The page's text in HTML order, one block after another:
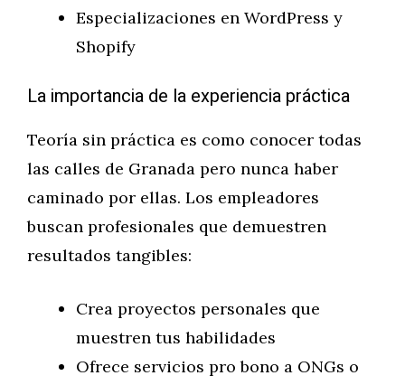
Especializaciones en WordPress y
Shopify
La importancia de la experiencia práctica
Teoría sin práctica es como conocer todas
las calles de Granada pero nunca haber
caminado por ellas. Los empleadores
buscan profesionales que demuestren
resultados tangibles:
Crea proyectos personales que
muestren tus habilidades
Ofrece servicios pro bono a ONGs o